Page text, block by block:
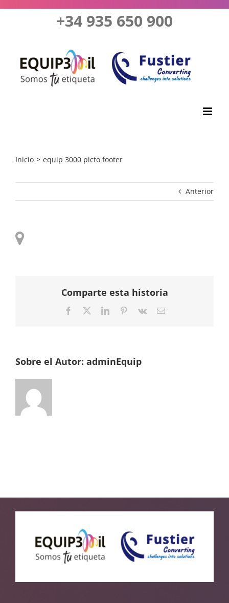
+34 935 650 900
Inicio equip 3000 picto footer
Anterior
Comparte esta historia
Facebook
TwitterLinkedInPinterest
Vk
Correo
Sobre el Autor: adminEquip